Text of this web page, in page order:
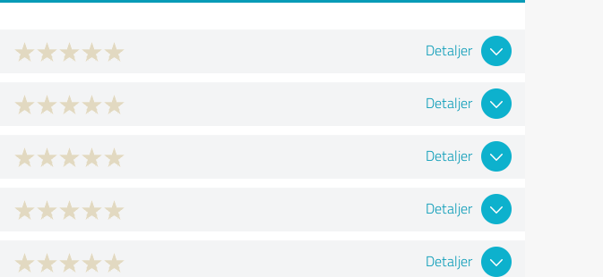
Detaljer
Detaljer
Detaljer
Detaljer
Detaljer